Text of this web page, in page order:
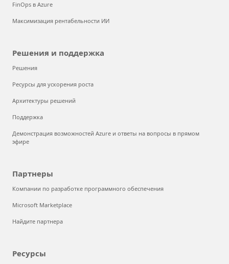
FinOps в Azure
Максимизация рентабельности ИИ
Решения и поддержка
Решения
Ресурсы для ускорения роста
Архитектуры решений
Поддержка
Демонстрация возможностей Azure и ответы на вопросы в прямом
эфире
Партнеры
Компании по разработке программного обеспечения
Microsoft Marketplace
Найдите партнера
Ресурсы